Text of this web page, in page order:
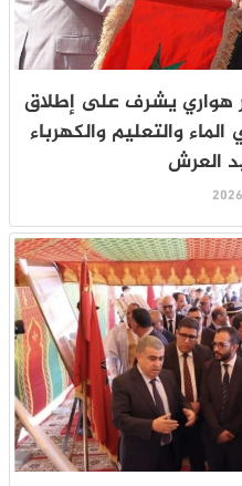
هواري يشرف على إطلاق
والتعليم والكهرباء
العرش